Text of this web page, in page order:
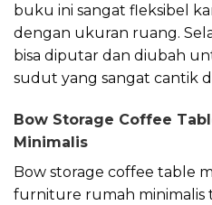
buku ini sangat fleksibel
dengan ukuran ruang.
bisa diputar dan diubah
sudut yang sangat cantik
Bow Storage Coffee
Minimalis
Bow storage coffee table
furniture rumah minimalis